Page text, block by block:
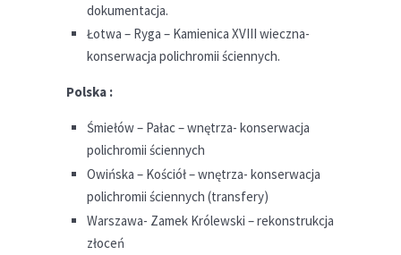
dokumentacja.
Łotwa – Ryga – Kamienica XVIII wieczna-
konserwacja polichromii ściennych.
Polska :
Śmiełów – Pałac – wnętrza- konserwacja
polichromii ściennych
Owińska – Kościół – wnętrza- konserwacja
polichromii ściennych (transfery)
Warszawa- Zamek Królewski – rekonstrukcja
złoceń